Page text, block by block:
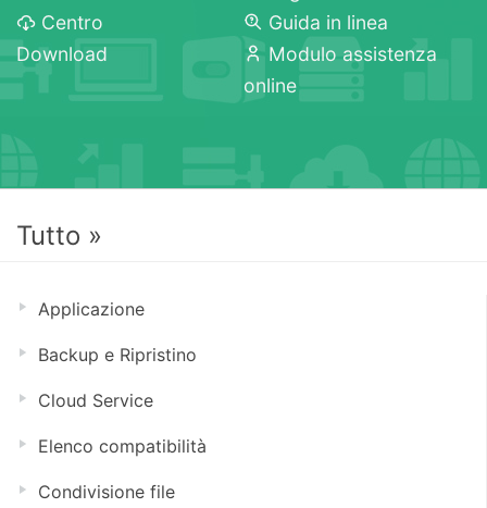
Centro
Download
Guida in linea
Modulo assistenza
online
Tutto »
Applicazione
Backup e Ripristino
Cloud Service
Elenco compatibilità
Condivisione file